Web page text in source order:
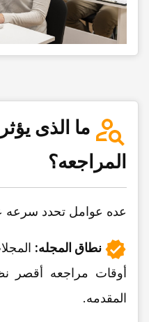
ما الذی
المراجعه؟
عده عوامل تحدد سرعه
نطاق المجله:
أوقات مراجعه أقصر
المقدمه.